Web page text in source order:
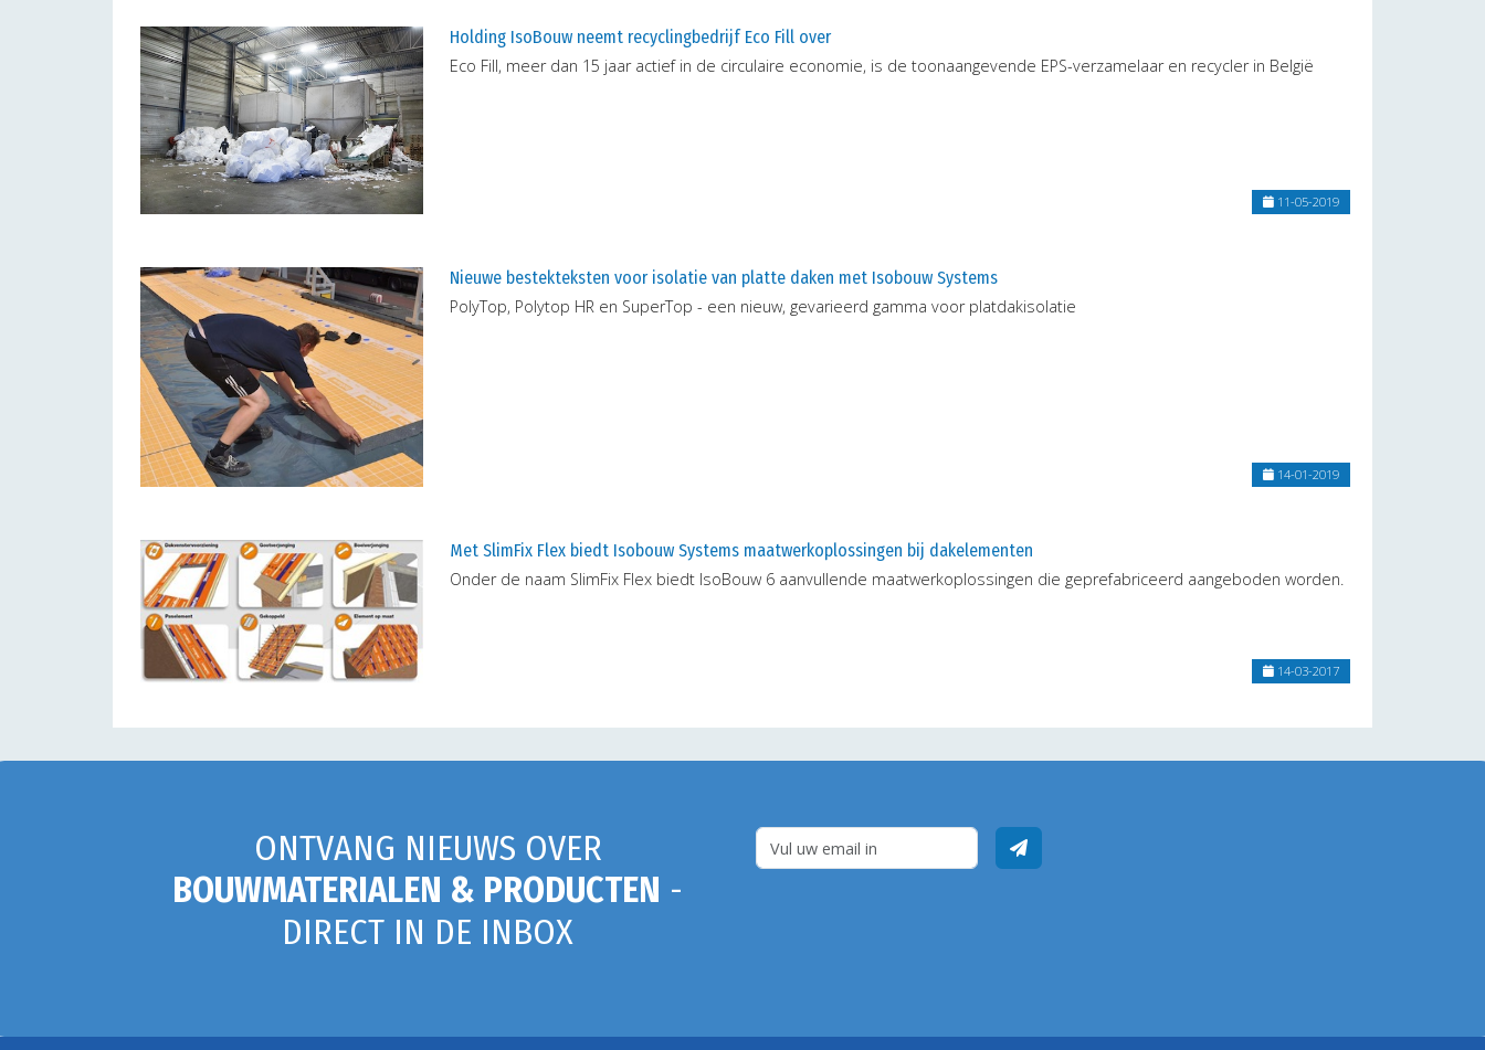
Holding IsoBouw neemt recyclingbedrijf Eco Fill over
Eco Fill, meer dan 15 jaar actief in de circulaire economie, is de toonaangevende EPS-verzamelaar en recycler in België
11-05-2019
Nieuwe bestekteksten voor isolatie van platte daken met Isobouw Systems
PolyTop, Polytop HR en SuperTop - een nieuw, gevarieerd gamma voor platdakisolatie
14-01-2019
Met SlimFix Flex biedt Isobouw Systems maatwerkoplossingen bij dakelementen
Onder de naam SlimFix Flex biedt IsoBouw 6 aanvullende maatwerkoplossingen die geprefabriceerd aangeboden worden.
14-03-2017
ONTVANG NIEUWS OVER
BOUWMATERIALEN & PRODUCTEN -
DIRECT IN DE INBOX